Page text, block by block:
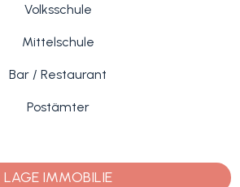
Volksschule
Mittelschule
Bar / Restaurant
Postämter
LAGE IMMOBILIE